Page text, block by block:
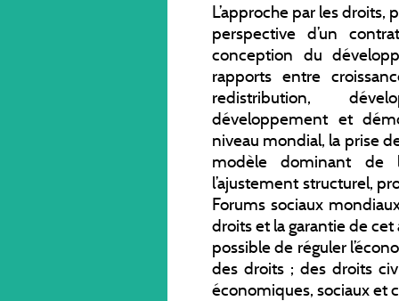
L’approche par les droits,
perspective d’un
conception du
rapports entre
redistribution,
développement et
niveau mondial, la prise
modèle dominant de
l’ajustement structurel,
Forums sociaux
droits et la garantie de
possible de réguler
des droits ; des droits
économiques, sociaux et